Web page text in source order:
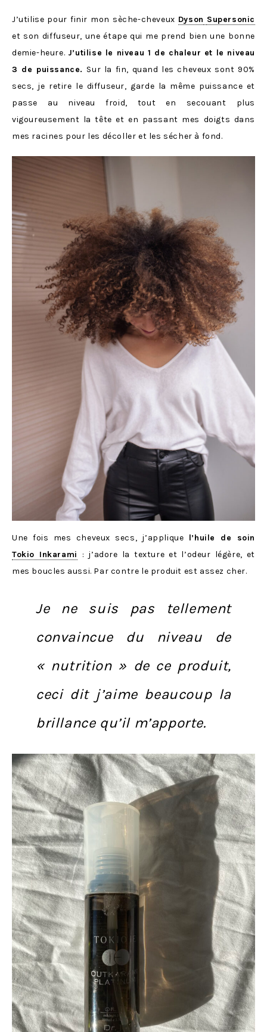
J’utilise pour finir mon sèche-cheveux Dyson Supersonic
et son diffuseur, une étape qui me prend bien une bonne
demie-heure. J’utilise le niveau 1 de chaleur et le niveau
3 de puissance. Sur la fin, quand les cheveux sont 90%
secs, je retire le diffuseur, garde la même puissance et
passe au niveau froid, tout en secouant plus
vigoureusement la tête et en passant mes doigts dans
mes racines pour les décoller et les sécher à fond.
Une fois mes cheveux secs, j’applique l’huile de soin
Tokio Inkarami
: j’adore la texture et l’odeur légère, et
mes boucles aussi. Par contre le produit est assez cher.
Je ne suis pas tellement
convaincue du niveau de
« nutrition » de ce produit,
ceci dit j’aime beaucoup la
brillance qu’il m’apporte.